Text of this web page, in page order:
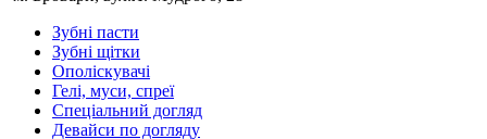
Зубні пасти
Зубні щітки
Ополіскувачі
Гелі, муси, спреї
Спеціальний догляд
Девайси по догляду